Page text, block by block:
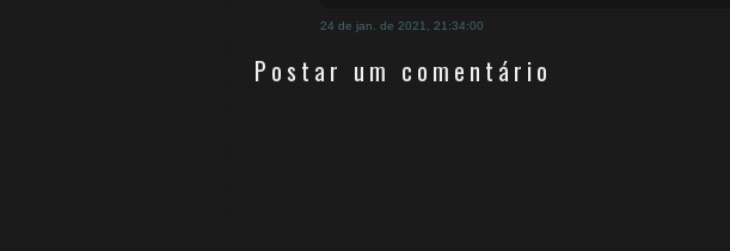
24 de jan. de 2021, 21:34:00
Postar um comentário